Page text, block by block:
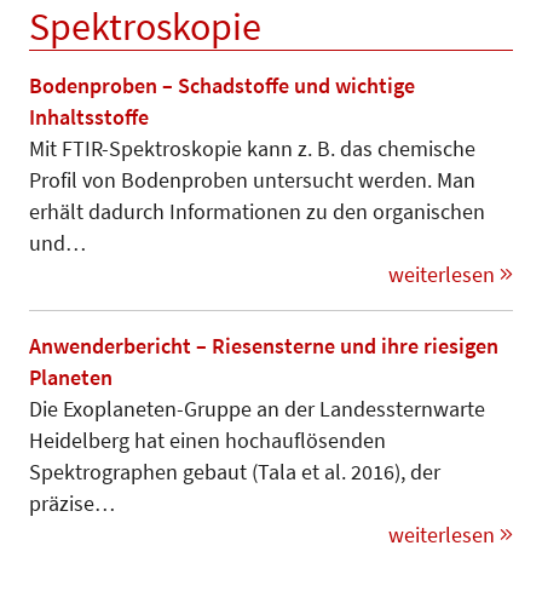
Spektroskopie
Bodenproben – Schadstoffe und wichtige
Inhaltsstoffe
Mit FTIR-Spektroskopie kann z. B. das chemische
Profil von Bodenproben untersucht werden. Man
erhält dadurch Informationen zu den organischen
und…
weiterlesen
Anwenderbericht – Riesensterne und ihre riesigen
Planeten
Die Exoplaneten-Gruppe an der Lan­des­sternwarte
Heidelberg hat einen hoch­auflösenden
Spektrographen gebaut (Tala et al. 2016), der
präzise…
weiterlesen